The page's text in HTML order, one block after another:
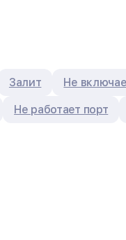
Залит Не
Не работает порт